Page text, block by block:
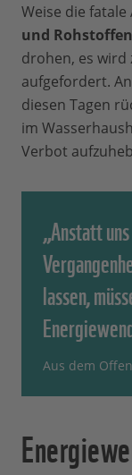
Weise die
und Rohstoffen
drohen, es wird
aufgefordert.
diesen Tagen
im
Verbot
„Anstatt
lassen,
Aus dem